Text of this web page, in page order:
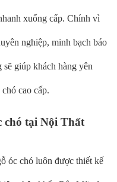
xuống cấp. Chính vì
nghiệp, minh bạch báo
sẽ giúp khách hàng yên
cao cấp.
chó tại Nội Thất
óc chó luôn được thiết kế